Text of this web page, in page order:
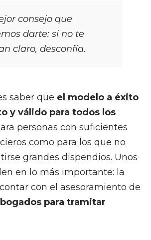
consejo que
darte: si no te
claro, desconfía.
saber que el modelo a éxito
y válido para todos los
personas con suficientes
como para los que no
grandes dispendios. Unos
en lo más importante: la
con el asesoramiento de
para tramitar